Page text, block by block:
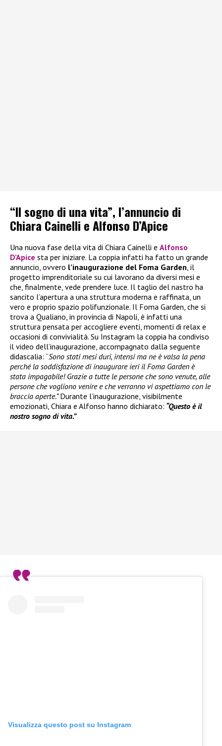
“Il sogno di una vita”, l’annuncio di
Chiara Cainelli e Alfonso D’Apice
Una nuova fase della vita di Chiara Cainelli e Alfonso
D’Apice sta per iniziare. La coppia infatti ha fatto un grande
annuncio, ovvero l’inaugurazione del Foma Garden , il
progetto imprenditoriale su cui lavorano da diversi mesi e
che, finalmente, vede prendere luce. Il taglio del nastro ha
sancito l’apertura a una struttura moderna e raffinata, un
vero e proprio spazio polifunzionale. Il Foma Garden, che si
trova a Qualiano, in provincia di Napoli, è infatti una
struttura pensata per accogliere eventi, momenti di relax e
occasioni di convivialità. Su Instagram la coppia ha condiviso
il video dell’inaugurazione, accompagnato dalla seguente
didascalia: “Sono stati mesi duri, intensi ma ne è valsa la pena
perché la soddisfazione di inaugurare ieri il Foma Garden è
stata impagabile! Grazie a tutte le persone che sono venute, alle
persone che vogliono venire e che verranno vi aspettiamo con le
braccia aperte.”Durante l’inaugurazione, visibilmente
emozionati, Chiara e Alfonso hanno dichiarato: “Questo è il
nostro sogno di vita.”
Visualizza questo post su Instagram